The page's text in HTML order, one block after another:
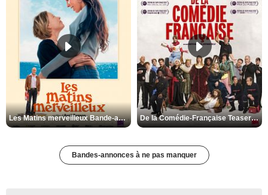
Les Matins merveilleux Bande-annonce VF De la Comédie-Française Teaser VF
Bandes-annonces à ne pas manquer